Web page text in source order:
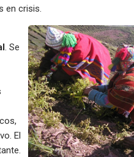
en crisis.
. Se
El